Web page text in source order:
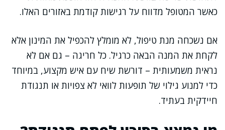
כאשר המטופל מדווח על רגישות קודמת באזורים האלו.
אם נשכחה מנת טיפול, לא מומלץ להכפיל את המינון אלא
לקחת את המנה הבאה כרגיל. כל חריגה – גם אם לא
נראית משמעותית – דורשת שיח עם איש מקצוע, במיוחד
כדי למנוע גילוי של תופעות לוואי לא צפויות או תנגודת
חיידקית בעתיד.